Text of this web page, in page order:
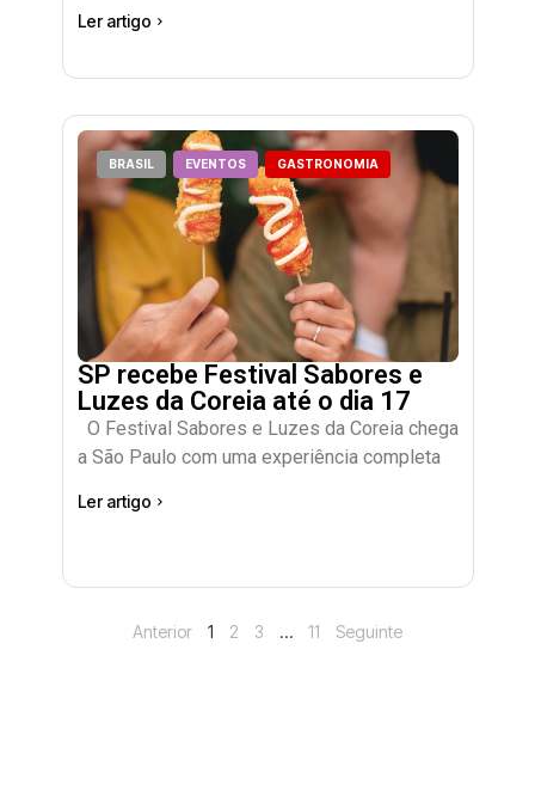
Ler artigo
BRASIL EVENTOS GASTRONOMIA
SP recebe Festival Sabores e
Luzes da Coreia até o dia 17
O Festival Sabores e Luzes da Coreia chega
a São Paulo com uma experiência completa
Ler artigo
Anterior 1 2 3 … 11 Seguinte